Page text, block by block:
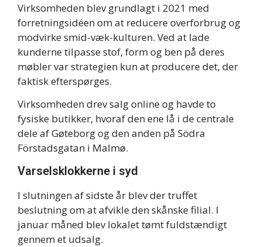
Virksomheden blev grundlagt i 2021 med
forretningsidéen om at reducere overforbrug og
modvirke smid-væk-kulturen. Ved at lade
kunderne tilpasse stof, form og ben på deres
møbler var strategien kun at producere det, der
faktisk efterspørges.
Virksomheden drev salg online og havde to
fysiske butikker, hvoraf den ene lå i de centrale
dele af Gøteborg og den anden på Södra
Förstadsgatan i Malmø.
Varselsklokkerne i syd
I slutningen af sidste år blev der truffet
beslutning om at afvikle den skånske filial. I
januar måned blev lokalet tømt fuldstændigt
gennem et udsalg.